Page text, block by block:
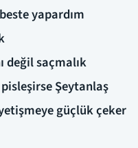
yapardım
değil saçmalık
Şeytanlaş
güçlük çeker